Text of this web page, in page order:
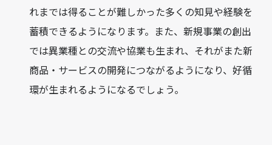
れまでは得ることが難しかった多くの知見や経験を
蓄積できるようになります。また、新規事業の創出
では異業種との交流や協業も生まれ、それがまた新
商品・サービスの開発につながるようになり、好循
環が生まれるようになるでしょう。